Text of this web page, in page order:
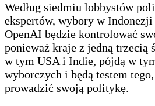
Według siedmiu lobbystów
ekspertów, wybory w Indonezji
OpenAI będzie kontrolować
ponieważ kraje z jedną trzecią
w tym USA i Indie, pójdą w
wyborczych i będą testem
prowadzić swoją politykę.